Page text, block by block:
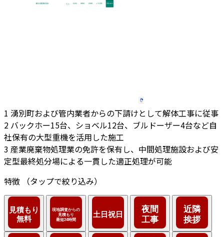
1 湧別町および管内業者からの下請けとして解体工事に従事
2 バックホー15台、ショベル12台、ブルドーザー4台など自
社保有の大型重機を活用した施工
3 産業廃棄物処理業の免許を保有し、中間処理施設および安
定型最終処分場による一貫した適正処理が可能
特徴
（タップで絞り込み）